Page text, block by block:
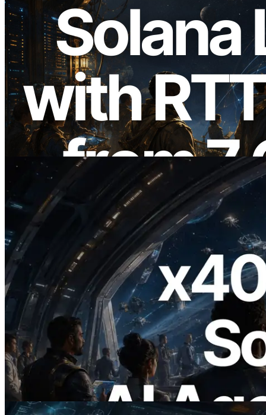
2026.08.05
ERPC expande a Solana Leader Slot API
com medição de ping a partir de 7 regiões
globais — Validators Information API
também lançada
Ler este artigo
2026.07.04
ERPC lança Solana RPC com suporte a
x402 — A era em que agentes de IA
pagam sob demanda pelas APIs de que
precisam
Ler este artigo